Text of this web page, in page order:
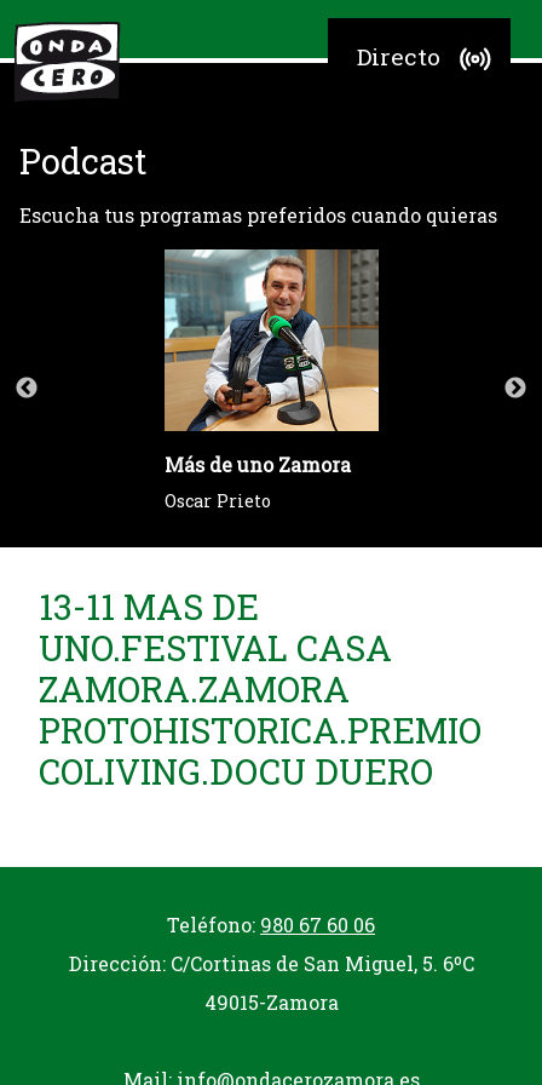
Directo
Podcast
Escucha tus programas preferidos cuando quieras
Más de uno Zamora
Oscar Prieto
13-11 MAS DE
UNO.FESTIVAL CASA
ZAMORA.ZAMORA
PROTOHISTORICA.PREMIO
COLIVING.DOCU DUERO
Teléfono: 980 67 60 06
Dirección: C/Cortinas de San Miguel, 5. 6ºC
49015-Zamora
Mail: info@ondacerozamora.es